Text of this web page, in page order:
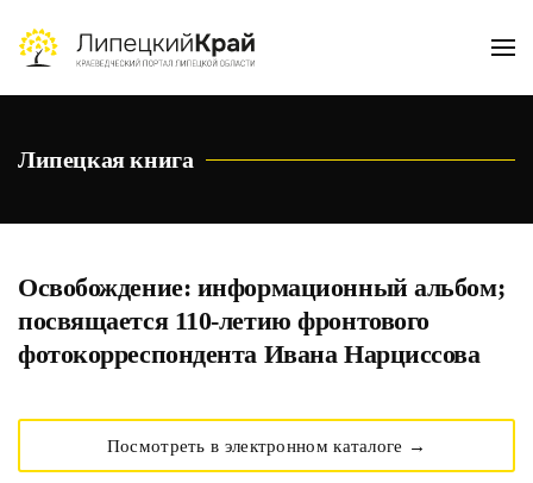
Skip to main content
Липецкая книга
Освобождение: информационный альбом;
посвящается 110-летию фронтового
фотокорреспондента Ивана Нарциссова
Посмотреть в электронном каталоге →